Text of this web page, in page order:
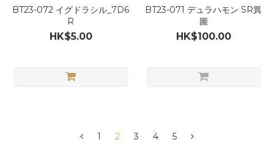
BT23-072 イグドラシル_7D6
R
HK$5.00
BT23-071 デュラハモン SR異
圖
HK$100.00
1 2 3 4 5